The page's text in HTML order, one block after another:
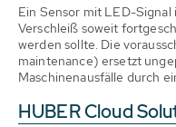
Ein Sensor mit LED-
Verschleiß soweit
werden sollte. Die
maintenance) ersetzt
Maschinenausfälle durch
HUBER Cloud